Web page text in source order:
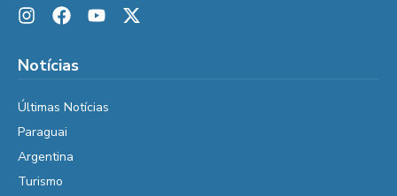
Notícias
Últimas Notícias
Paraguai
Argentina
Turismo